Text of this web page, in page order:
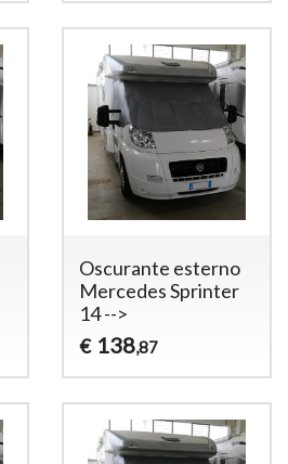
Oscurante esterno
Mercedes Sprinter
14 -->
€ 138,87